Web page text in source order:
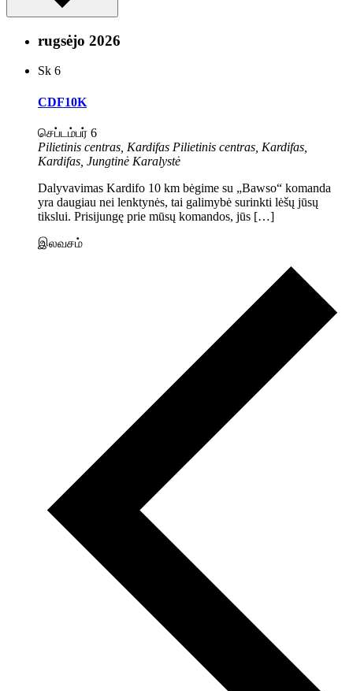
rugsėjo 2026
Sk 6
CDF10K
செப்டம்பர் 6
Pilietinis centras, Kardifas Pilietinis centras, Kardifas,
Kardifas, Jungtinė Karalystė
Dalyvavimas Kardifo 10 km bėgime su „Bawso“ komanda
yra daugiau nei lenktynės, tai galimybė surinkti lėšų jūsų
tikslui. Prisijungę prie mūsų komandos, jūs […]
இலவசம்